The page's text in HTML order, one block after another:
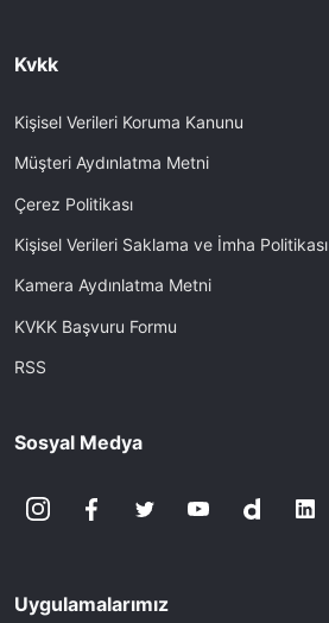
Kvkk
Kişisel Verileri Koruma Kanunu
Müşteri Aydınlatma Metni
Çerez Politikası
Kişisel Verileri Saklama ve İmha Politikası
Kamera Aydınlatma Metni
KVKK Başvuru Formu
RSS
Sosyal Medya
Uygulamalarımız